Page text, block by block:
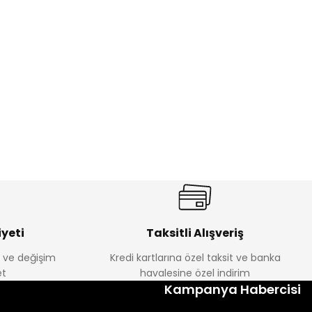
Melra Kız Çocuk Kot Pantolon
%22
Koren Kız Çocuk ve Bebek Tayt
ve değişim
Taksitli Alışveriş
Kredi kartlarına özel taksit ve banka
havalesine özel indirim
Kampanya Habercisi